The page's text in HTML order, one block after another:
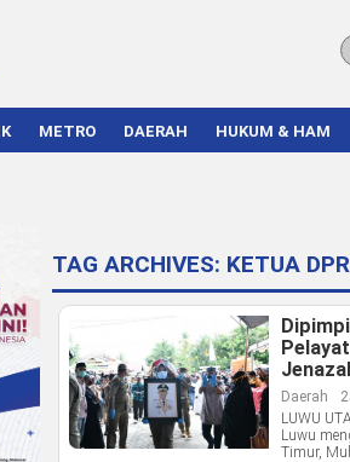
METRO DAERAH HUKUM & HAM
TAG ARCHIVES: KETUA
Daerah
LUWU
Luwu
Timur,